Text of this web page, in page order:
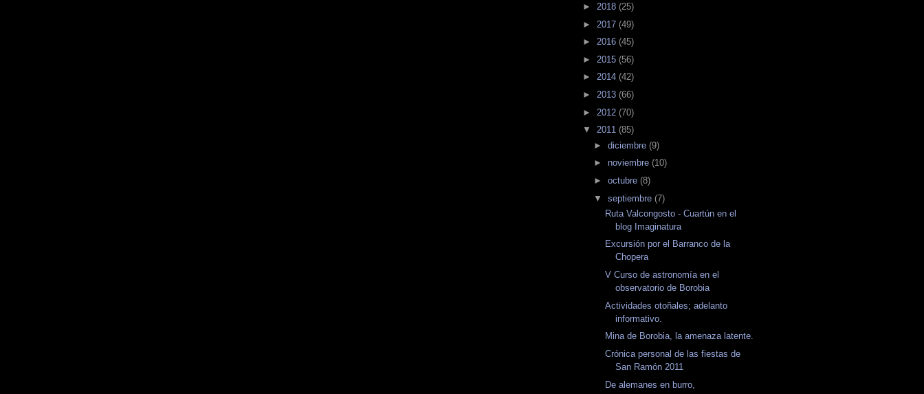
► 2018 (25)
► 2017 (49)
► 2016 (45)
► 2015 (56)
► 2014 (42)
► 2013 (66)
► 2012 (70)
▼ 2011 (85)
► diciembre (9)
► noviembre (10)
► octubre (8)
▼ septiembre (7)
Ruta Valcongosto - Cuartún en el
blog Imaginatura
Excursión por el Barranco de la
Chopera
V Curso de astronomía en el
observatorio de Borobia
Actividades otoñales; adelanto
informativo.
Mina de Borobia, la amenaza latente.
Crónica personal de las fiestas de
San Ramón 2011
De alemanes en burro,